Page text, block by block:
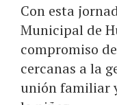
Con esta
Municipal de
compromiso
cercanas a la
unión familiar